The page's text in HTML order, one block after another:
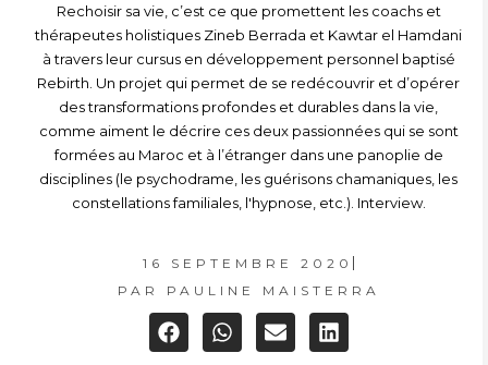
Rechoisir sa vie, c’est ce que promettent les coachs et
thérapeutes holistiques Zineb Berrada et Kawtar el Hamdani
à travers leur cursus en développement personnel baptisé
Rebirth. Un projet qui permet de se redécouvrir et d’opérer
des transformations profondes et durables dans la vie,
comme aiment le décrire ces deux passionnées qui se sont
formées au Maroc et à l’étranger dans une panoplie de
disciplines (le psychodrame, les guérisons chamaniques, les
constellations familiales, l'hypnose, etc.). Interview.
16 SEPTEMBRE 2020
PAR
PAULINE MAISTERRA